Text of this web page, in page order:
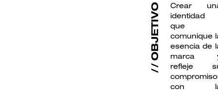
OBJETIVO
Crear
identidad
que
comunique
esencia de
marca
refleje
compromiso
con